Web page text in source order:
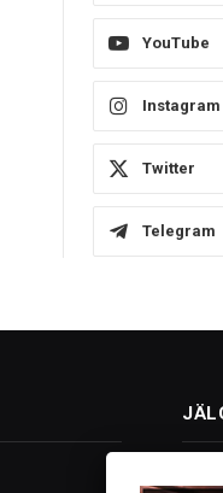
YouTube
Instagram
Twitter
Telegram